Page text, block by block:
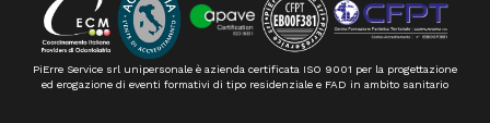
PiErre Service srl unipersonale è azienda certificata ISO 9001 per la progettazione
ed erogazione di eventi formativi di tipo residenziale e FAD in ambito sanitario